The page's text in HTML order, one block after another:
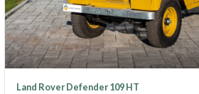
Land Rover Defender 109 HT